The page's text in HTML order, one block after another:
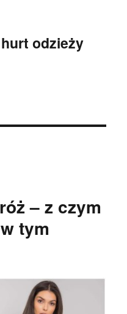
odzieży
– z czym
tym